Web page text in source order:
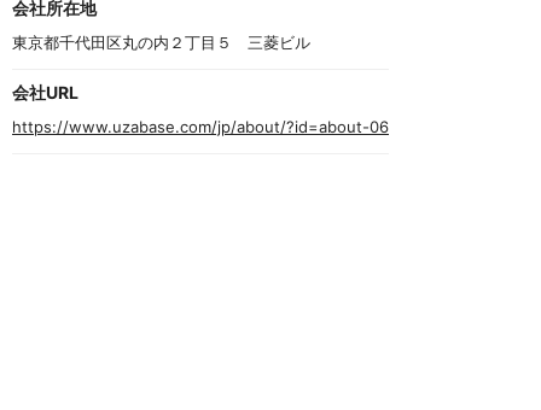
会社所在地
東京都千代田区丸の内２丁目５　三菱ビル
会社URL
https://www.uzabase.com/jp/about/?id=about-06